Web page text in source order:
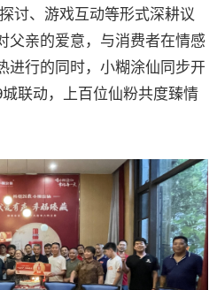
讨、游戏互动等形式深耕议
父亲的爱意，与消费者在情感
进行的同时，小糊涂仙同步开
联动，上百位仙粉共度臻情